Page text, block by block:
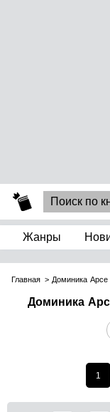
Жанры
Главная Доминика Арсе
Доминика
1